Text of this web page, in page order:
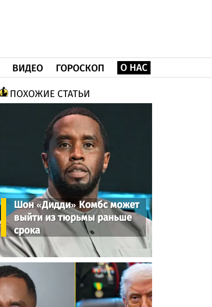
ВИДЕО ГОРОСКОП О НАС
ПОХОЖИЕ СТАТЬИ
Шон «Дидди» Комбс может
выйти из тюрьмы раньше
срока